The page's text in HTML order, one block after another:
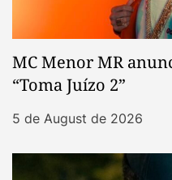
MC Menor MR
“Toma Juízo 2”
5 de August de 2026